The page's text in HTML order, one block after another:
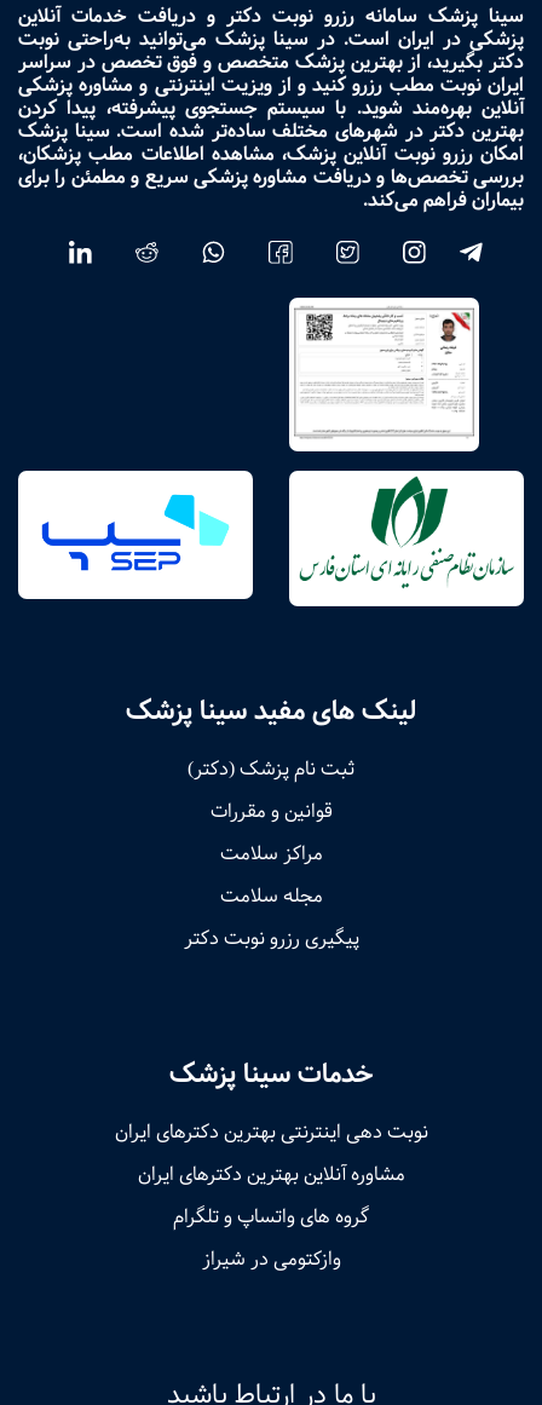
سینا پزشک سامانه رزرو نوبت دکتر و دریافت خدمات آنلاین
پزشکی در ایران است. در سینا پزشک می‌توانید به‌راحتی نوبت
دکتر بگیرید، از بهترین پزشک متخصص و فوق تخصص در سراسر
ایران نوبت مطب رزرو کنید و از ویزیت اینترنتی و مشاوره پزشکی
آنلاین بهره‌مند شوید. با سیستم جستجوی پیشرفته، پیدا کردن
بهترین دکتر در شهرهای مختلف ساده‌تر شده است. سینا پزشک
امکان رزرو نوبت آنلاین پزشک، مشاهده اطلاعات مطب پزشکان،
بررسی تخصص‌ها و دریافت مشاوره پزشکی سریع و مطمئن را برای
بیماران فراهم می‌کند.
لینک های مفید سینا پزشک
ثبت نام پزشک (دکتر)
قوانین و مقررات
مراکز سلامت
مجله سلامت
پیگیری رزرو نوبت دکتر
خدمات سینا پزشک
نوبت‌ دهی اینترنتی بهترین دکترهای ایران
مشاوره آنلاین بهترین دکترهای ایران
گروه های واتساپ و تلگرام
وازکتومی در شیراز
با ما در ارتباط باشید